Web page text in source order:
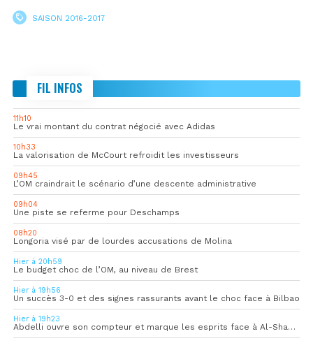
SAISON 2016-2017
FIL INFOS
11h10
Le vrai montant du contrat négocié avec Adidas
10h33
La valorisation de McCourt refroidit les investisseurs
09h45
L’OM craindrait le scénario d’une descente administrative
09h04
Une piste se referme pour Deschamps
08h20
Longoria visé par de lourdes accusations de Molina
Hier à 20h59
Le budget choc de l’OM, au niveau de Brest
Hier à 19h56
Un succès 3-0 et des signes rassurants avant le choc face à Bilbao
Hier à 19h23
Abdelli ouvre son compteur et marque les esprits face à Al-Shahania